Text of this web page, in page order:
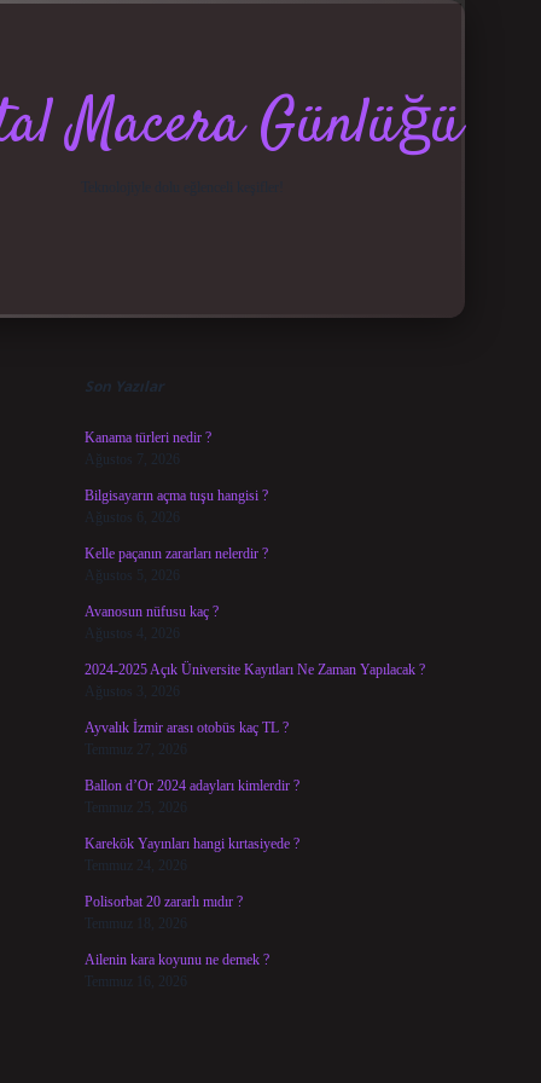
Macera Günlüğü
Son Yazılar
Kanama türleri nedir ?
Ağustos 7, 2026
Bilgisayarın açma tuşu hangisi ?
Ağustos 6, 2026
Kelle paçanın zararları nelerdir ?
Ağustos 5, 2026
Avanosun nüfusu kaç ?
Ağustos 4, 2026
2024-2025 Açık Üniversite Kayıtları Ne Zaman Yapılacak ?
Ağustos 3, 2026
Ayvalık İzmir arası otobüs kaç TL ?
Temmuz 27, 2026
Ballon d’Or 2024 adayları kimlerdir ?
Temmuz 25, 2026
Karekök Yayınları hangi kırtasiyede ?
Temmuz 24, 2026
Polisorbat 20 zararlı mıdır ?
Temmuz 18, 2026
Ailenin kara koyunu ne demek ?
Temmuz 16, 2026